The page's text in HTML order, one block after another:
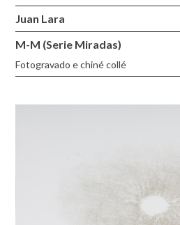
Juan Lara
M-M (Serie Miradas)
Fotogravado e chiné collé